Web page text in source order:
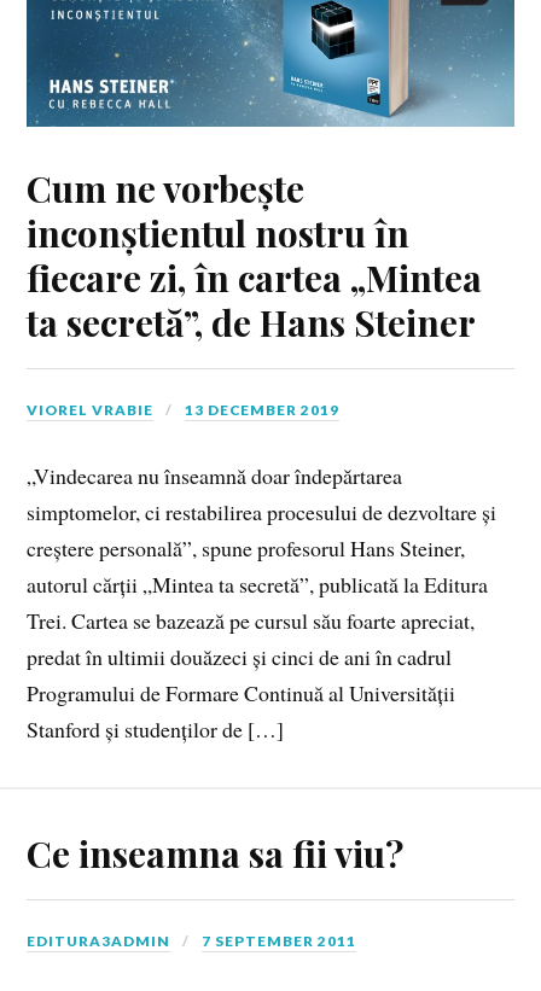
Cum ne vorbește
inconștientul nostru în
fiecare zi, în cartea „Mintea
ta secretă”, de Hans Steiner
VIOREL VRABIE 13 DECEMBER 2019
„Vindecarea nu înseamnă doar îndepărtarea
simptomelor, ci restabilirea procesului de dezvoltare și
creștere personală”, spune profesorul Hans Steiner,
autorul cărții „Mintea ta secretă”, publicată la Editura
Trei. Cartea se bazează pe cursul său foarte apreciat,
predat în ultimii douăzeci și cinci de ani în cadrul
Programului de Formare Continuă al Universității
Stanford și studenților de […]
Ce inseamna sa fii viu?
EDITURA3ADMIN 7 SEPTEMBER 2011